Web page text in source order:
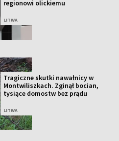
regionowi olickiemu
LITWA
Tragiczne skutki nawałnicy w
Montwiliszkach. Zginął bocian,
tysiące domostw bez prądu
LITWA